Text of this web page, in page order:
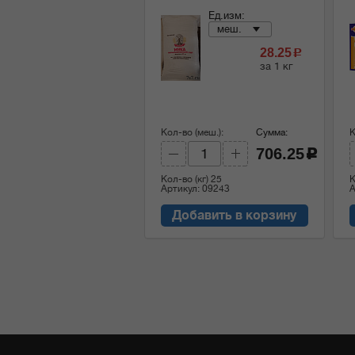
Ед.изм:
меш.
28.25c
за 1 кг
Кол-во (меш.):
Кол-во (кг) 25
Артикул: 09243
Сумма:
706.25 c
Добавить в корзину